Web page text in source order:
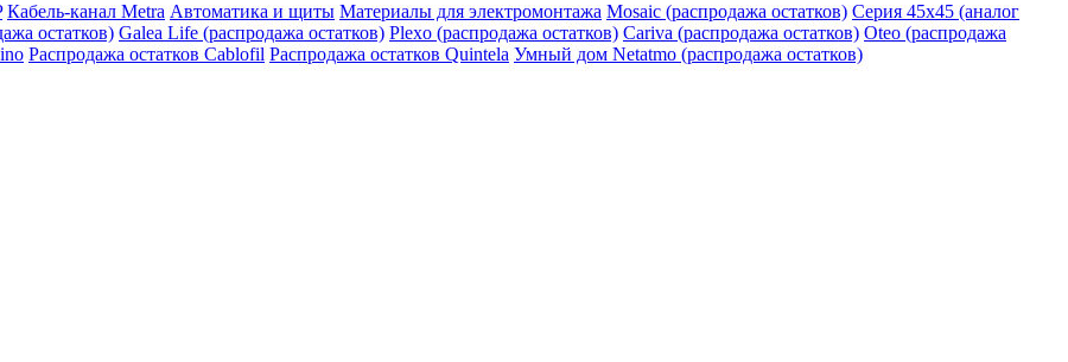
Кабель-канал Metra Автоматика и щиты Материалы для электромонтажа Mosaic (распродажа остатков) Серия 45х45 (аналог
остатков) Galea Life (распродажа остатков) Plexo (распродажа остатков) Cariva (распродажа остатков) Oteo (распродажа
Распродажа остатков Cablofil Распродажа остатков Quintela Умный дом Netatmo (распродажа остатков)